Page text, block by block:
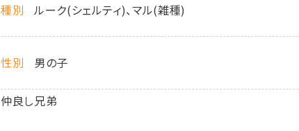
種別 ルーク(シェルティ)、マル(雑種)
性別 男の子
仲良し兄弟